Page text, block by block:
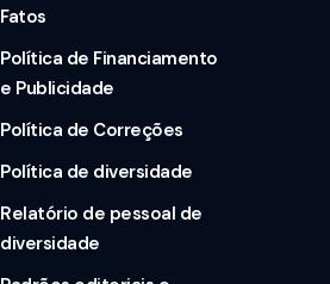
Fatos
Política de Financiamento
e Publicidade
Política de Correções
Política de diversidade
Relatório de pessoal de
diversidade